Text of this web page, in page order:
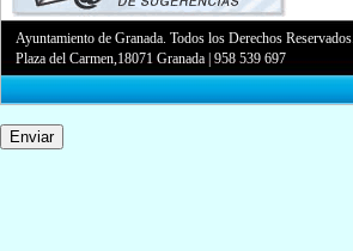
Ayuntamiento de Granada. Todos los Derechos Reservados.
Plaza del Carmen,18071 Granada |958 539 697